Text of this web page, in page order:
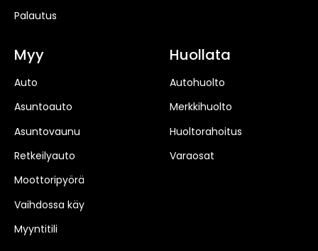
Palautus
Myy
Auto
Asuntoauto
Asuntovaunu
Retkeilyauto
Moottoripyörä
Vaihdossa käy
Myyntitili
Huollata
Autohuolto
Merkkihuolto
Huoltorahoitus
Varaosat